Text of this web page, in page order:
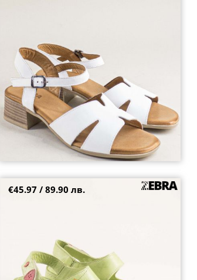
Karyoka комфортни зелени дамски сандали от
+4
€45.97 / 89.90 лв.